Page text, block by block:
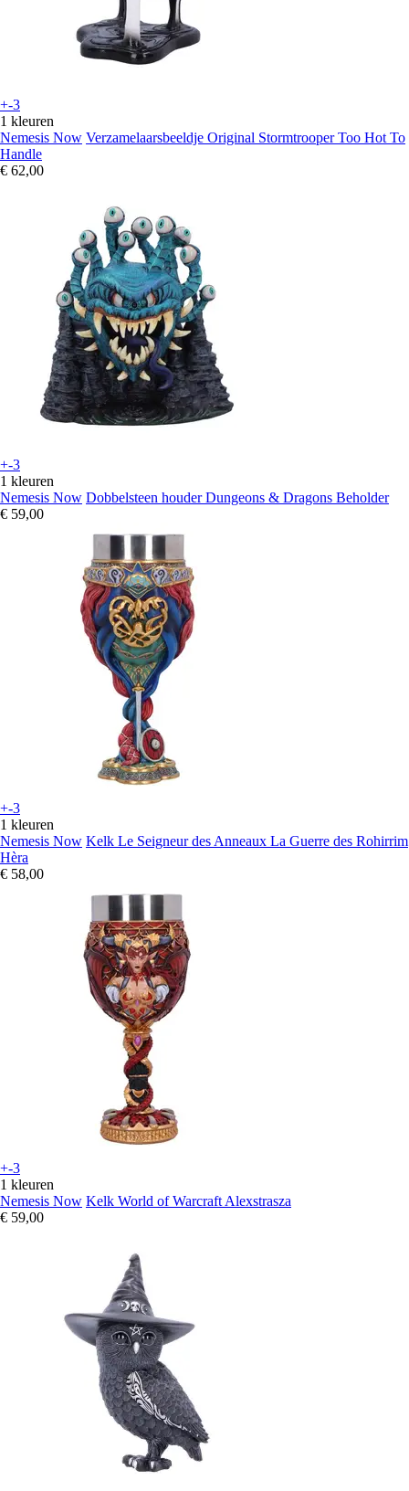
+-3
1 kleuren
Nemesis Now Verzamelaarsbeeldje Original Stormtrooper Too Hot To
Handle
€ 62,00
+-3
1 kleuren
Nemesis Now Dobbelsteen houder Dungeons & Dragons Beholder
€ 59,00
+-3
1 kleuren
Nemesis Now Kelk Le Seigneur des Anneaux La Guerre des Rohirrim
Hèra
€ 58,00
+-3
1 kleuren
Nemesis Now Kelk World of Warcraft Alexstrasza
€ 59,00